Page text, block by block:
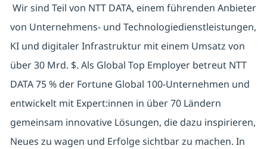
Wir sind Teil von NTT DATA, einem führenden Anbieter
von Unternehmens- und Technologiedienstleistungen,
KI und digitaler Infrastruktur mit einem Umsatz von
über 30 Mrd. $. Als Global Top Employer betreut NTT
DATA 75 % der Fortune Global 100-Unternehmen und
entwickelt mit Expert:innen in über 70 Ländern
gemeinsam innovative Lösungen, die dazu inspirieren,
Neues zu wagen und Erfolge sichtbar zu machen. In